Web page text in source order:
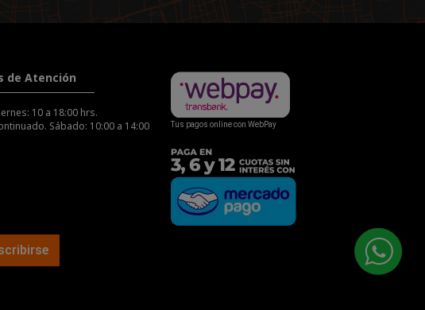
de Atención
10 a 18:00 hrs.
Sábado: 10:00 a 14:00
Tus pagos online con WebPay